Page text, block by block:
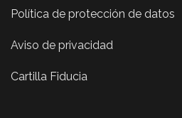
Política de protección de datos
Aviso de privacidad
Cartilla Fiducia